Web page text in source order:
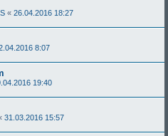
« 26.04.2016 18:27
8:07
19:40
31.03.2016 15:57